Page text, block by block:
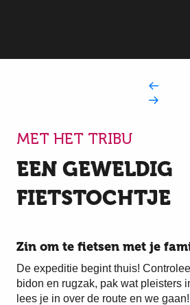
MET HET TRIBU
EEN GEWELDIG
FIETSTOCHTJE
Zin om te fietsen met je
De expeditie begint thuis!
bidon en rugzak, pak wat pleisters
lees je in over de route en we gaan!